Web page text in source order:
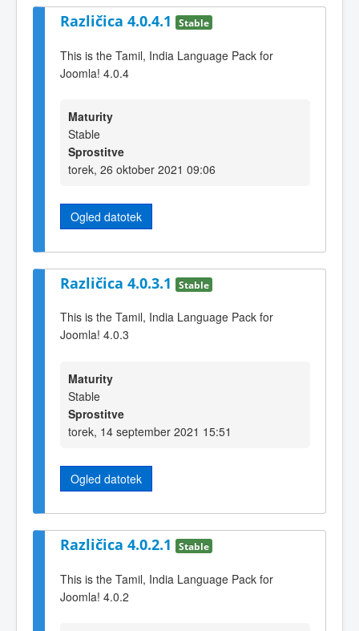
Različica 4.0.4.1 Stable
This is the Tamil, India Language Pack for
Joomla! 4.0.4
Maturity
Stable
Sprostitve
torek, 26 oktober 2021 09:06
Ogled datotek
Različica 4.0.3.1 Stable
This is the Tamil, India Language Pack for
Joomla! 4.0.3
Maturity
Stable
Sprostitve
torek, 14 september 2021 15:51
Ogled datotek
Različica 4.0.2.1 Stable
This is the Tamil, India Language Pack for
Joomla! 4.0.2